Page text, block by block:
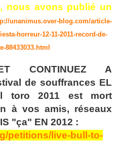
nous avons publié un
unanimus.over-blog.com/article-
horreur-12-11-2011-record-de-
88433033.html
CONTINUEZ A
de souffrances EL
toro 2011 est mort
à vos amis, réseaux
"ça" EN 2012 :
petitions/live-bull-to-